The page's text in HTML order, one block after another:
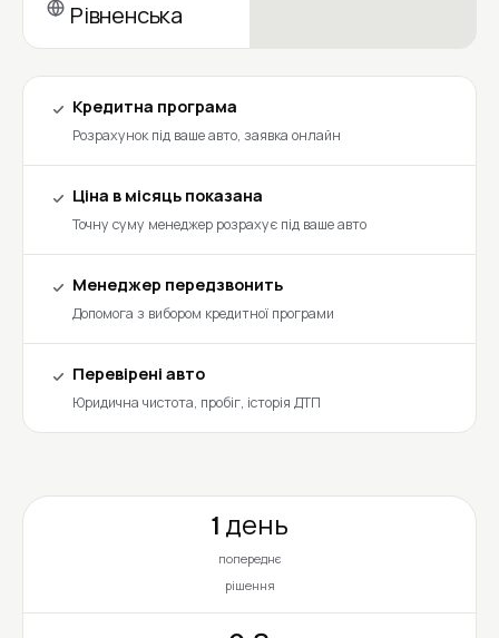
Рівненська
Кредитна програма
Розрахунок під ваше авто, заявка онлайн
Ціна в місяць показана
Точну суму менеджер розрахує під ваше авто
Менеджер передзвонить
Допомога з вибором кредитної програми
Перевірені авто
Юридична чистота, пробіг, історія ДТП
1 день
попереднє
рішення